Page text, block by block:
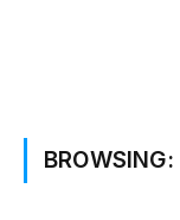
BROWSING: